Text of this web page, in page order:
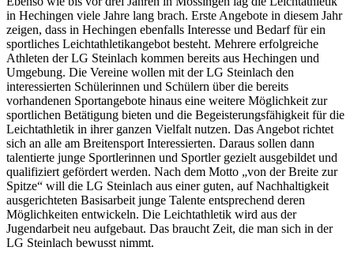
in Hechingen viele Jahre lang brach. Erste Angebote in diesem Jahr
zeigen, dass in Hechingen ebenfalls Interesse und Bedarf für ein
sportliches Leichtathletikangebot besteht. Mehrere erfolgreiche
Athleten der LG Steinlach kommen bereits aus Hechingen und
Umgebung. Die Vereine wollen mit der LG Steinlach den
interessierten Schülerinnen und Schülern über die bereits
vorhandenen Sportangebote hinaus eine weitere Möglichkeit zur
sportlichen Betätigung bieten und die Begeisterungsfähigkeit für die
Leichtathletik in ihrer ganzen Vielfalt nutzen. Das Angebot richtet
sich an alle am Breitensport Interessierten. Daraus sollen dann
talentierte junge Sportlerinnen und Sportler gezielt ausgebildet und
qualifiziert gefördert werden. Nach dem Motto „von der Breite zur
Spitze“ will die LG Steinlach aus einer guten, auf Nachhaltigkeit
ausgerichteten Basisarbeit junge Talente entsprechend deren
Möglichkeiten entwickeln. Die Leichtathletik wird aus der
Jugendarbeit neu aufgebaut. Das braucht Zeit, die man sich in der
LG Steinlach bewusst nimmt.